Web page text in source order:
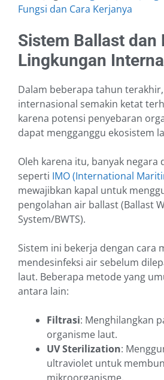
Fungsi dan Cara Kerjanya
Sistem Ballast dan
Lingkungan
Dalam beberapa tahun
internasional semakin ketat
karena potensi penyebaran
dapat mengganggu ekosistem
Oleh karena itu, banyak negara
seperti IMO (International
mewajibkan kapal untuk
pengolahan air ballast (Ballast
System/BWTS).
Sistem ini bekerja dengan cara
mendesinfeksi air sebelum
laut. Beberapa metode yang
antara lain:
Filtrasi: Menghilangkan
organisme laut.
UV Sterilization:
ultraviolet untuk